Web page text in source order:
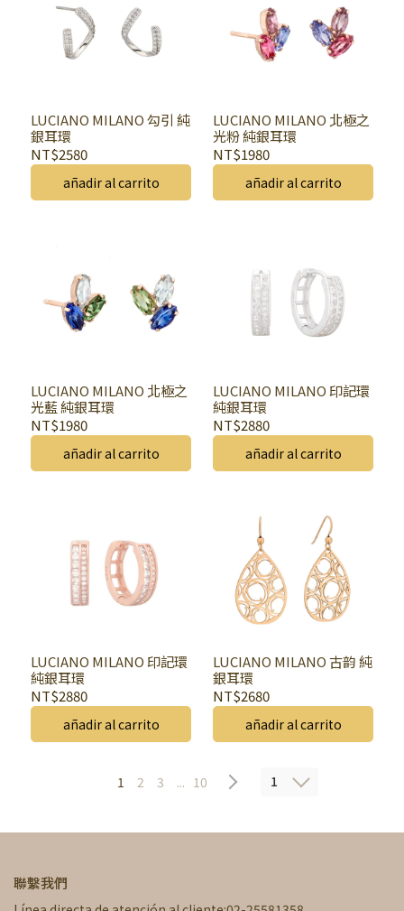
LUCIANO MILANO 勾引 純
銀耳環
NT$2580
añadir al carrito
LUCIANO MILANO 北極之
光粉 純銀耳環
NT$1980
añadir al carrito
LUCIANO MILANO 北極之
光藍 純銀耳環
NT$1980
añadir al carrito
LUCIANO MILANO 印記環
純銀耳環
NT$2880
añadir al carrito
LUCIANO MILANO 印記環
純銀耳環
NT$2880
añadir al carrito
LUCIANO MILANO 古韵 純
銀耳環
NT$2680
añadir al carrito
1 2 3 ... 10 1
聯繫我們